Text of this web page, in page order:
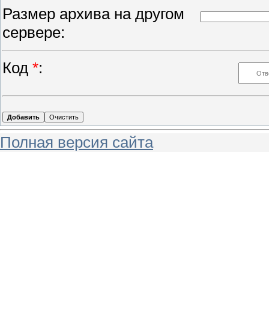
Размер архива на другом
сервере:
Код *:
Полная версия сайта